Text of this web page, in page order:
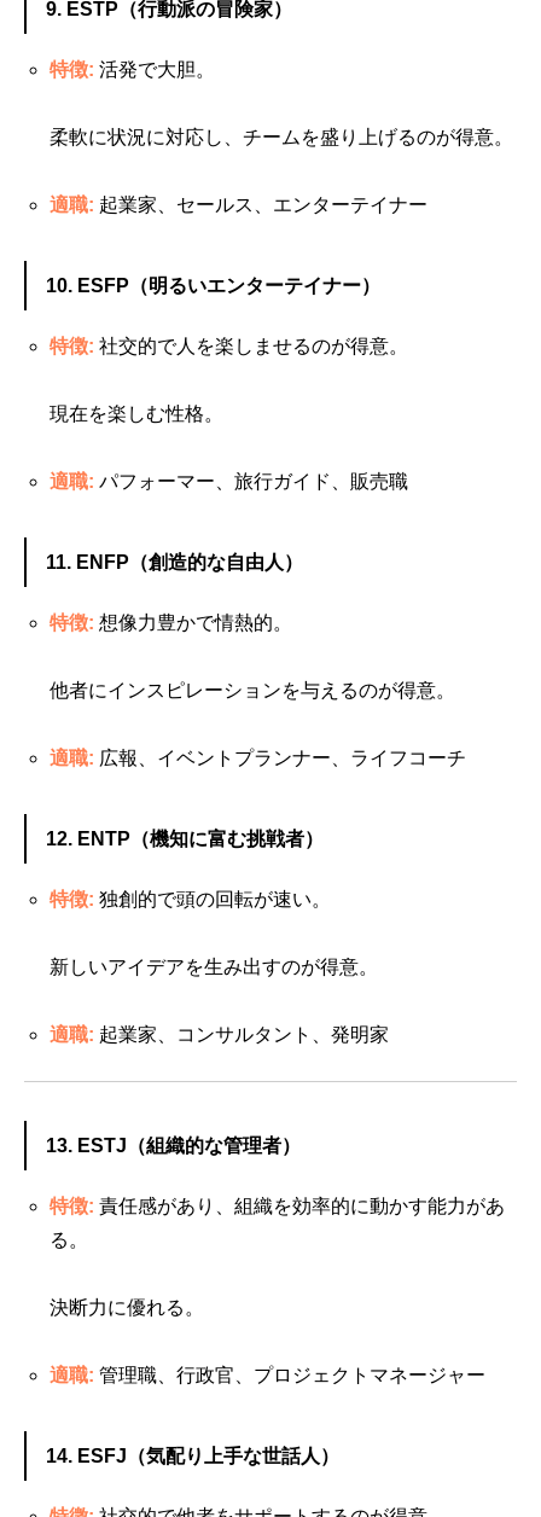
9. ESTP（行動派の冒険家）
特徴: 活発で大胆。
柔軟に状況に対応し、チームを盛り上げるのが得意。
適職: 起業家、セールス、エンターテイナー
10. ESFP（明るいエンターテイナー）
特徴: 社交的で人を楽しませるのが得意。
現在を楽しむ性格。
適職: パフォーマー、旅行ガイド、販売職
11. ENFP（創造的な自由人）
特徴: 想像力豊かで情熱的。
他者にインスピレーションを与えるのが得意。
適職: 広報、イベントプランナー、ライフコーチ
12. ENTP（機知に富む挑戦者）
特徴: 独創的で頭の回転が速い。
新しいアイデアを生み出すのが得意。
適職: 起業家、コンサルタント、発明家
13. ESTJ（組織的な管理者）
特徴: 責任感があり、組織を効率的に動かす能力があ
る。
決断力に優れる。
適職: 管理職、行政官、プロジェクトマネージャー
14. ESFJ（気配り上手な世話人）